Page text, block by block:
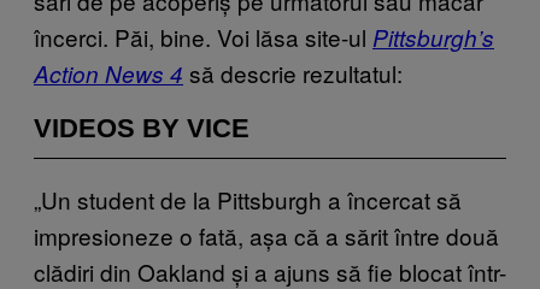
încerci. Păi, bine. Voi lăsa site-ul Pittsburgh’s
Action News 4 să descrie rezultatul:
VIDEOS BY VICE
„Un student de la Pittsburgh a încercat să
impresioneze o fată, așa că a sărit între două
clădiri din Oakland și a ajuns să fie blocat într-